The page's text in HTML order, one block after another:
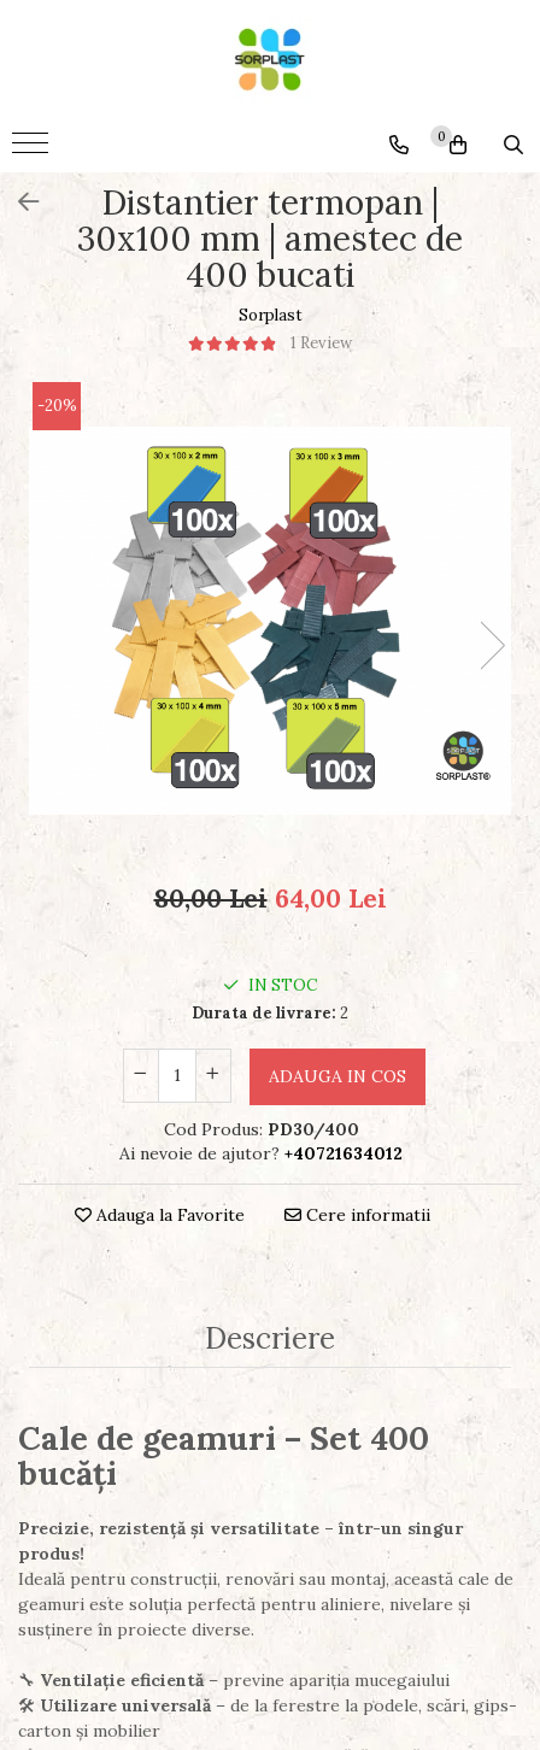
Mobila
Somiere
Montaj
Termopane
Generale
0
Distantier termopan |
30x100 mm | amestec de
400 bucati
Sorplast
1 Review
-20%
80,00 Lei 64,00 Lei
IN STOC
Durata de livrare: 2
ADAUGA IN COS
Cod Produs: PD30/400
Ai nevoie de ajutor? +40721634012
Adauga la Favorite Cere informatii
Descriere
Cale de geamuri – Set 400
bucăți
Precizie, rezistență și versatilitate – într-un singur
produs!
Ideală pentru construcții, renovări sau montaj, această cale de
geamuri este soluția perfectă pentru aliniere, nivelare și
susținere în proiecte diverse.
🔧 Ventilație eficientă– previne apariția mucegaiului
🛠️ Utilizare universală – de la ferestre la podele, scări, gips-
carton și mobilier